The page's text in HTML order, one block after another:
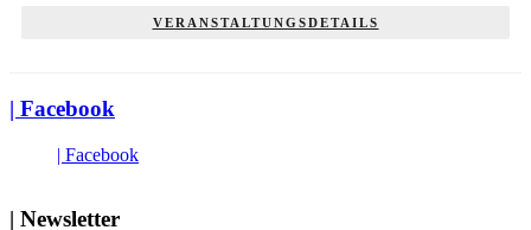
VERANSTALTUNGSDETAILS
| Facebook
| Facebook
| Newsletter